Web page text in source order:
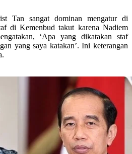
Tan sangat dominan mengatur di
di Kemenbud takut karena Nadiem
‘Apa yang dikatakan staf
yang saya katakan’. Ini keterangan